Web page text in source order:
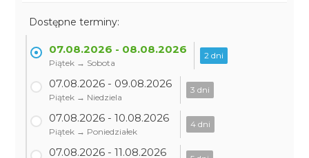
Dostępne terminy:
07.08.2026 - 08.08.2026
Piątek → Sobota
2 dni
07.08.2026 - 09.08.2026
Piątek → Niedziela
3 dni
07.08.2026 - 10.08.2026
Piątek → Poniedziałek
4 dni
07.08.2026 - 11.08.2026